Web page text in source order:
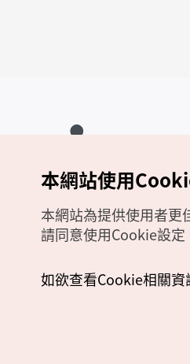
Copyrights (c) 韓國觀光公社
如有相關疑問或建議，歡迎來
本網站使用
本網站為提供使用者更
請同意使用Cookie設定
如欲查看Cookie相關